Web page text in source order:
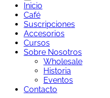
Inicio
Café
Suscripciones
Accesorios
Cursos
Sobre Nosotros
Wholesale
Historia
Eventos
Contacto